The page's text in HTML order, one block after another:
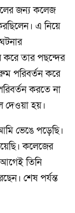
জন্য কলেজ
এ নিয়ে
করে তার পছন্দের
পরিবর্তন করে
করতে না
দেওয়া হয়।
ভেঙে পড়েছি।
কলেজের
তিনি
শেষ পর্যন্ত